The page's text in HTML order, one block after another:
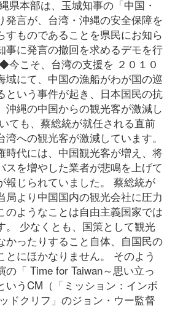
県本部は、玉城知事の「中国・
発言が、台湾・沖縄の安全保障を
すものであることを県民にお知ら
事に発言の撤回を求めるデモを行
今こそ、台湾の支援を ２０１０
域にて、中国の漁船がわが国の巡
という事件が起き、日本国民の抗
沖縄の中国からの観光客が激減し
ても、蔡総統が就任される直前
への観光客が激減しています。
時代には、中国観光客が増え、将
スを増やした業者が悲鳴を上げて
報じられていました。 蔡総統が
局より中国国内の観光会社に圧力
のようなことは自由主義国家では
。 少なくとも、国策として観光
かったりすること自体、自国民の
とにほかなりません。 そのよう
の「 Time for Taiwan～思い立っ
いうCM（「ミッション：インポ
ドクリフ」のジョン・ウー監督